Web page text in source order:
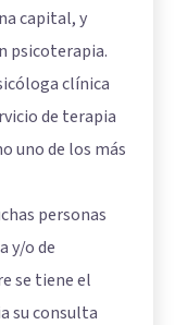
capital, y
psicoterapia.
clínica
de terapia
uno de los más
personas
y/o de
se tiene el
su consulta